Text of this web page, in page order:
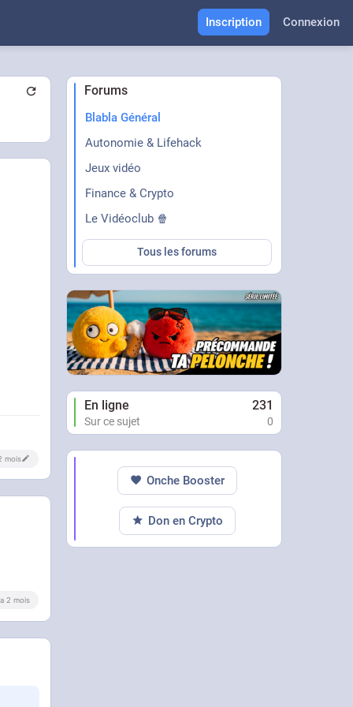
Inscription Connexion
mois
2 mois
Forums
Blabla Général
Autonomie & Lifehack
Jeux vidéo
Finance & Crypto
Le Vidéoclub 🍿
Tous les forums
En ligne 231
Sur ce sujet 0
Onche Booster
Don en Crypto